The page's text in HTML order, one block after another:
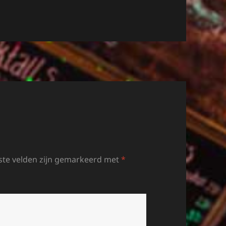
velden zijn gemarkeerd met*